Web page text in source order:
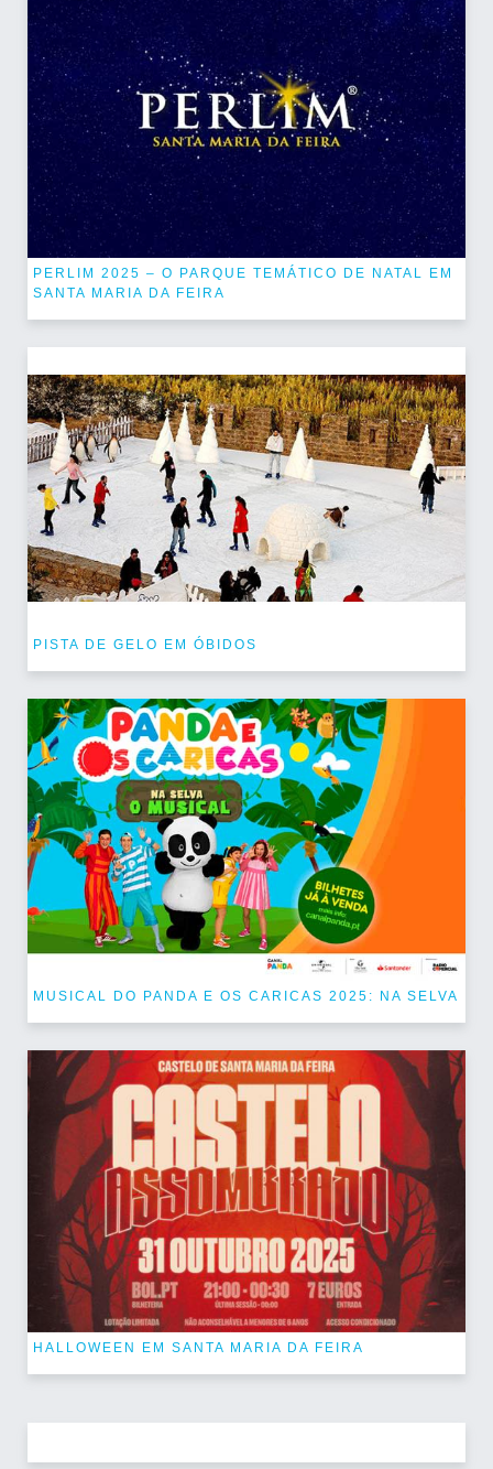
PERLIM 2025 – O PARQUE TEMÁTICO DE NATAL EM
SANTA MARIA DA FEIRA
PISTA DE GELO EM ÓBIDOS
MUSICAL DO PANDA E OS CARICAS 2025: NA SELVA
HALLOWEEN EM SANTA MARIA DA FEIRA